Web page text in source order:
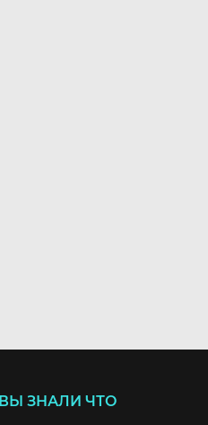
ВЫ ЗНАЛИ ЧТО